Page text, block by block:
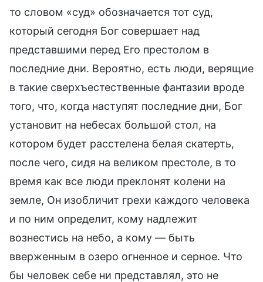
то словом «суд» обозначается тот суд,
который сегодня Бог совершает над
представшими перед Его престолом в
последние дни. Вероятно, есть люди, верящие
в такие сверхъестественные фантазии вроде
того, что, когда наступят последние дни, Бог
установит на небесах большой стол, на
котором будет расстелена белая скатерть,
после чего, сидя на великом престоле, в то
время как все люди преклонят колени на
земле, Он изобличит грехи каждого человека
и по ним определит, кому надлежит
вознестись на небо, а кому — быть
вверженным в озеро огненное и серное. Что
бы человек себе ни представлял, это не